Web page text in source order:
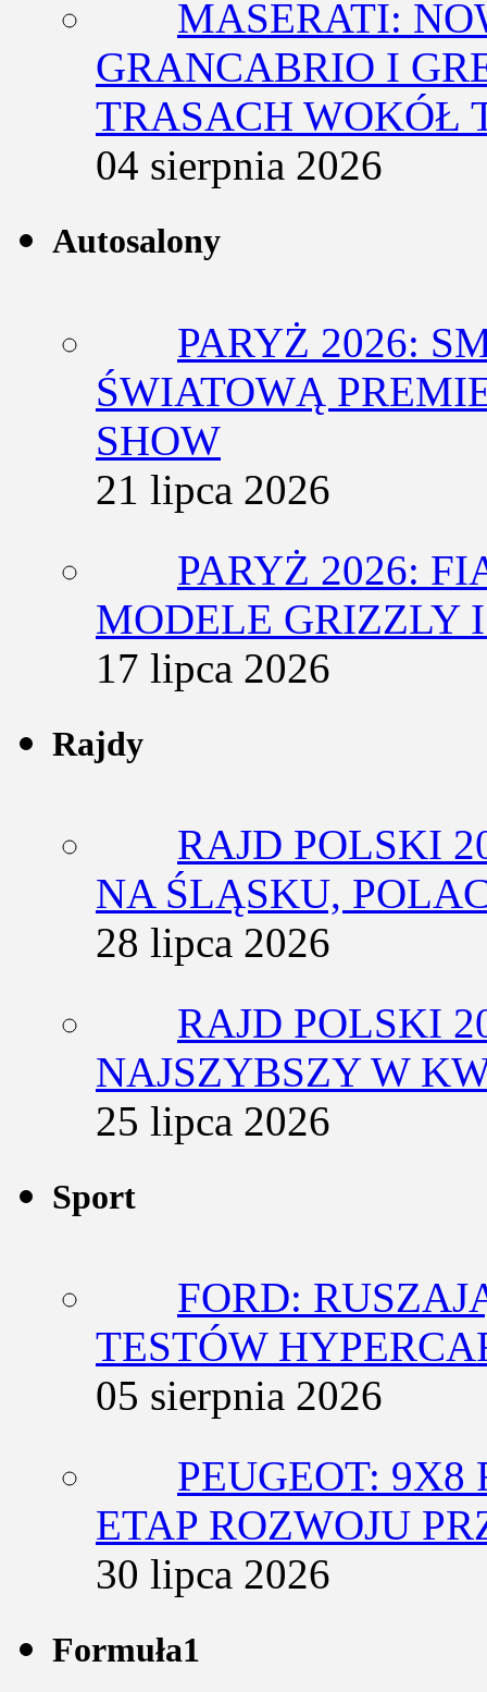
MASERATI:
GRANCABRIO I
TRASACH WOKÓŁ
04 sierpnia 2026
Autosalony
PARYŻ 2026:
ŚWIATOWĄ
SHOW
21 lipca 2026
PARYŻ 2026:
MODELE GRIZZLY
17 lipca 2026
Rajdy
RAJD POLSKI
NA ŚLĄSKU,
28 lipca 2026
RAJD POLSKI
NAJSZYBSZY W
25 lipca 2026
Sport
FORD:
TESTÓW
05 sierpnia 2026
PEUGEOT: 9X8
ETAP ROZWOJU
30 lipca 2026
Formuła1